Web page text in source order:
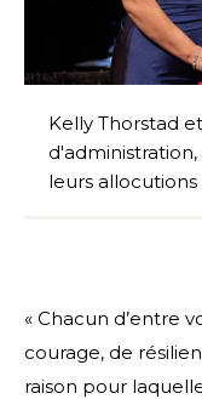
Kelly Thorstad
leurs
« Chacun d’entre
courage, de
raison pour